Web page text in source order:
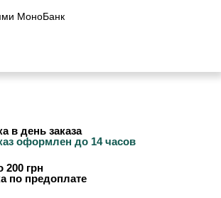
МоноБанк
в день заказа
оформлен до 14 часов
200 грн
по предоплате